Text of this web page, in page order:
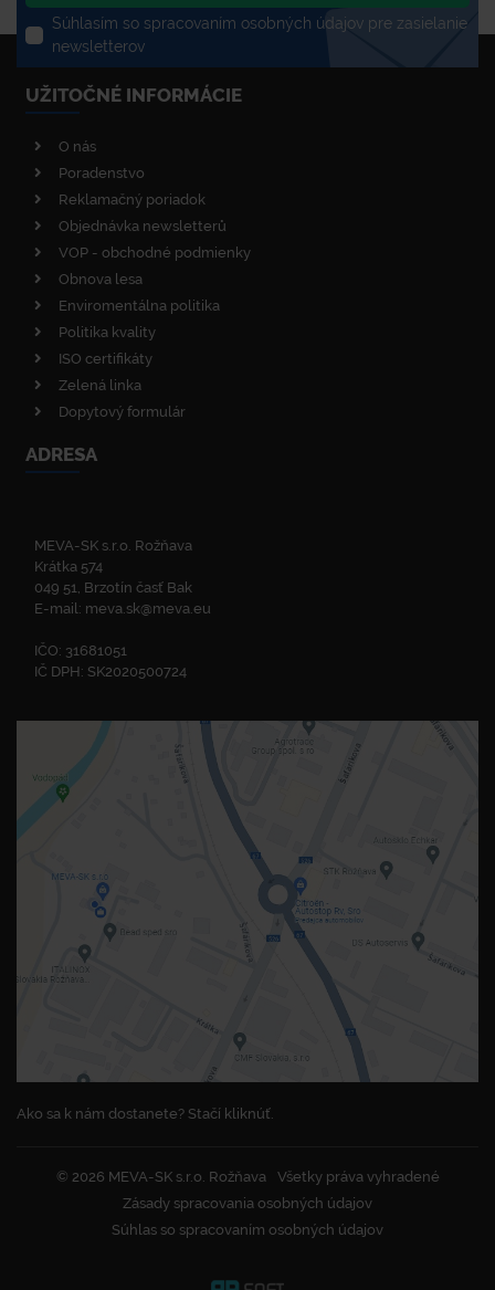
Súhlasím so spracovaním osobných údajov pre zasielanie
newsletterov
UŽITOČNÉ INFORMÁCIE
O nás
Poradenstvo
Reklamačný poriadok
Objednávka newsletterů
VOP - obchodné podmienky
Obnova lesa
Enviromentálna politika
Politika kvality
ISO certifikáty
Zelená linka
Dopytový formulár
ADRESA
MEVA-SK s.r.o. Rožňava
Krátka 574
049 51, Brzotín časť Bak
E-mail: meva.sk@meva.eu
IČO: 31681051
IČ DPH: SK2020500724
Ako sa k nám dostanete? Stačí kliknúť.
© 2026 MEVA-SK s.r.o. Rožňava
Všetky práva vyhradené
Zásady spracovania osobných údajov
Súhlas so spracovaním osobných údajov